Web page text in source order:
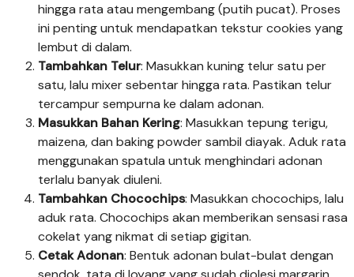
hingga rata atau mengembang (putih pucat). Proses
ini penting untuk mendapatkan tekstur cookies yang
lembut di dalam.
Tambahkan Telur: Masukkan kuning telur satu per
satu, lalu mixer sebentar hingga rata. Pastikan telur
tercampur sempurna ke dalam adonan.
Masukkan Bahan Kering: Masukkan tepung terigu,
maizena, dan baking powder sambil diayak. Aduk rata
menggunakan spatula untuk menghindari adonan
terlalu banyak diuleni.
Tambahkan Chocochips: Masukkan chocochips, lalu
aduk rata. Chocochips akan memberikan sensasi rasa
cokelat yang nikmat di setiap gigitan.
Cetak Adonan: Bentuk adonan bulat-bulat dengan